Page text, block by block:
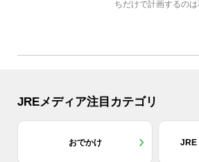
ちだけで計画するの
JREメディア注目カテゴリ
おでかけ JRE